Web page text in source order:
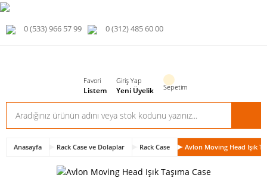
0 (533) 966 57 99 0 (312) 485 60 00
Favori
Listem
Giriş Yap
Yeni Üyelik Sepetim
Anasayfa Rack Case ve Dolaplar Rack Case Avlon Moving Head Işık